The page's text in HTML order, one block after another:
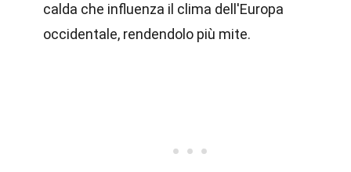
calda che influenza il clima dell'Europa
occidentale, rendendolo più mite.